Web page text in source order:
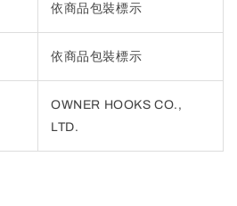
依商品包裝標示
依商品包裝標示
OWNER HOOKS CO.,
LTD.